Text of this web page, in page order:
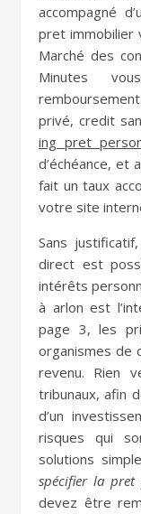
accompagné
pret immobilier
Marché des
Minutes
privé, credit
ing pret
d’échéance,
fait un taux
votre site
Sans
direct est
intérêts
à arlon est
page 3, les
organismes de
revenu. Rien
tribunaux, afin
d’un
risques qui
solutions
spécifier la pret
devez être